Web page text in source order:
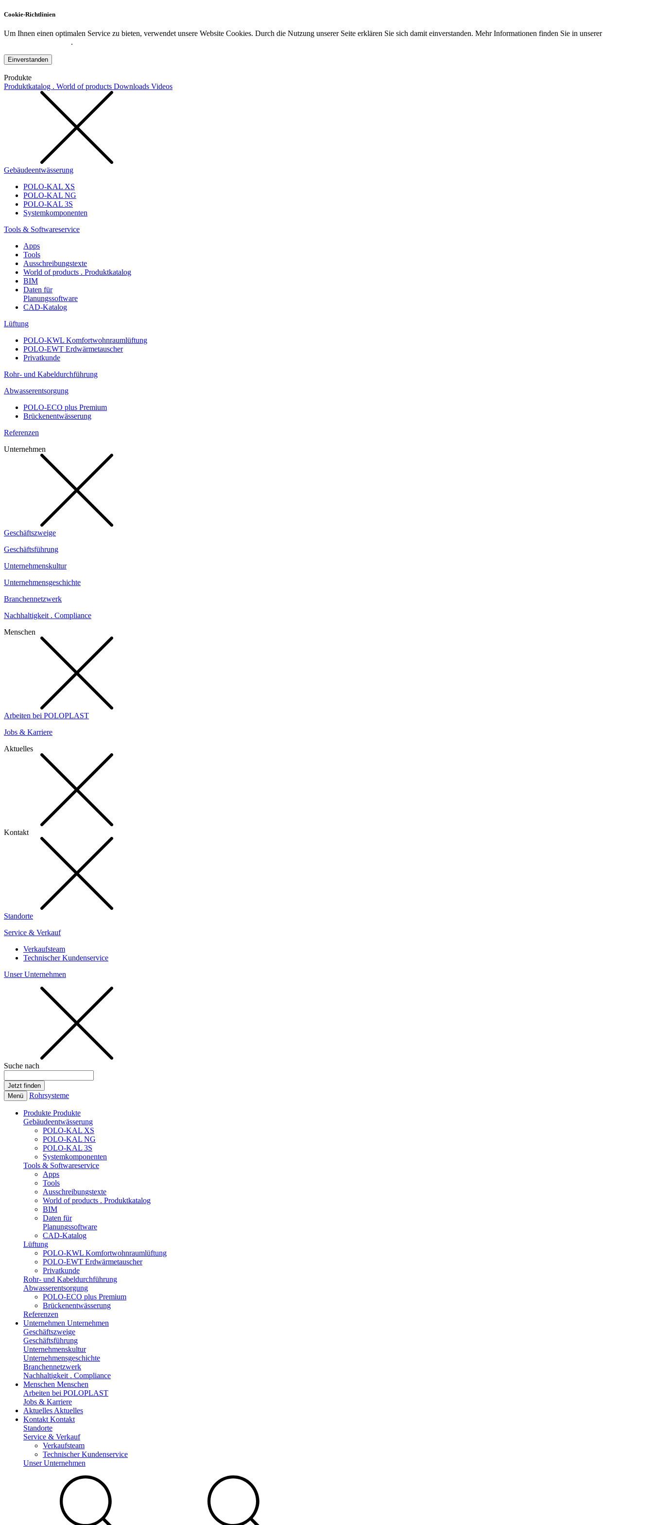
Cookie-Richtlinien
Um Ihnen einen optimalen Service zu bieten, verwendet unsere Website Cookies. Durch die Nutzung unserer Seite erklären Sie sich damit einverstanden. Mehr Informationen finden Sie in unserer
.
Einverstanden
Produkte
Produktkatalog . World of products Downloads Videos
Gebäudeentwässerung
POLO-KAL XS
POLO-KAL NG
POLO-KAL 3S
Systemkomponenten
Tools & Softwareservice
Apps
Tools
Ausschreibungstexte
World of products . Produktkatalog
BIM
Daten für
Planungssoftware
CAD-Katalog
Lüftung
POLO-KWL Komfortwohnraumlüftung
POLO-EWT Erdwärmetauscher
Privatkunde
Rohr- und Kabeldurchführung
Abwasserentsorgung
POLO-ECO plus Premium
Brückenentwässerung
Referenzen
Unternehmen
Geschäftszweige
Geschäftsführung
Unternehmenskultur
Unternehmensgeschichte
Branchennetzwerk
Nachhaltigkeit . Compliance
Menschen
Arbeiten bei POLOPLAST
Jobs & Karriere
Aktuelles
Kontakt
Standorte
Service & Verkauf
Verkaufsteam
Technischer Kundenservice
Unser Unternehmen
Suche nach
Menü Rohrsysteme
Produkte Produkte
Gebäudeentwässerung
POLO-KAL XS
POLO-KAL NG
POLO-KAL 3S
Systemkomponenten
Tools & Softwareservice
Apps
Tools
Ausschreibungstexte
World of products . Produktkatalog
BIM
Daten für
Planungssoftware
CAD-Katalog
Lüftung
POLO-KWL Komfortwohnraumlüftung
POLO-EWT Erdwärmetauscher
Privatkunde
Rohr- und Kabeldurchführung
Abwasserentsorgung
POLO-ECO plus Premium
Brückenentwässerung
Referenzen
Unternehmen Unternehmen
Geschäftszweige
Geschäftsführung
Unternehmenskultur
Unternehmensgeschichte
Branchennetzwerk
Nachhaltigkeit . Compliance
Menschen Menschen
Arbeiten bei POLOPLAST
Jobs & Karriere
Aktuelles Aktuelles
Kontakt Kontakt
Standorte
Service & Verkauf
Verkaufsteam
Technischer Kundenservice
Unser Unternehmen